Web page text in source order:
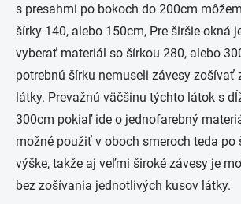
s presahmi po bokoch do 200cm
šírky 140, alebo 150cm, Pre širšie okná
vyberať materiál so šírkou 280, alebo
potrebnú šírku nemuseli závesy zošívať
látky. Prevažnú väčšinu týchto látok s
300cm pokiaľ ide o jednofarebný
možné použiť v oboch smeroch teda po
výške, takže aj veľmi široké závesy je
bez zošívania jednotlivých kusov látky.